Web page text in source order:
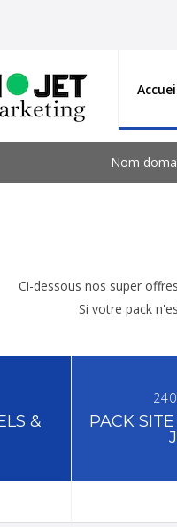
Nom
Ci-dessous nos super
Si votre pack
&
PACK